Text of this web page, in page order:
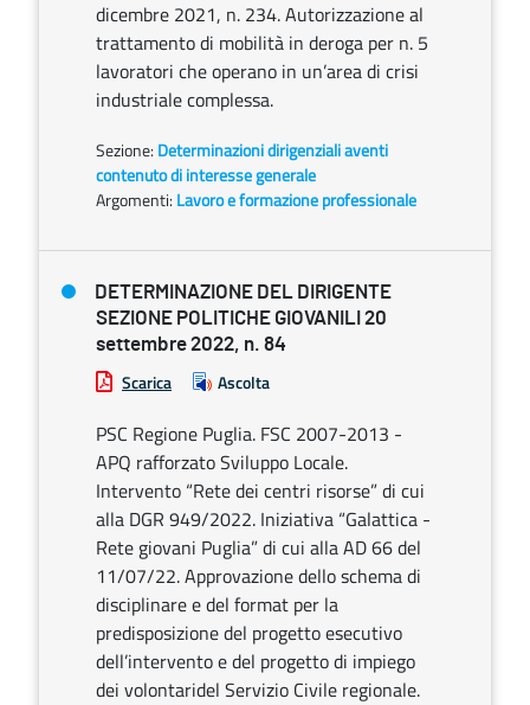
dicembre 2021, n. 234. Autorizzazione al
trattamento di mobilità in deroga per n. 5
lavoratori che operano in un’area di crisi
industriale complessa.
Sezione: Determinazioni dirigenziali aventi
contenuto di interesse generale
Argomenti: Lavoro e formazione professionale
DETERMINAZIONE DEL DIRIGENTE
SEZIONE POLITICHE GIOVANILI 20
settembre 2022, n. 84
Scarica Ascolta
PSC Regione Puglia. FSC 2007-2013 -
APQ rafforzato Sviluppo Locale.
Intervento “Rete dei centri risorse” di cui
alla DGR 949/2022. Iniziativa “Galattica -
Rete giovani Puglia” di cui alla AD 66 del
11/07/22. Approvazione dello schema di
disciplinare e del format per la
predisposizione del progetto esecutivo
dell’intervento e del progetto di impiego
dei volontaridel Servizio Civile regionale.